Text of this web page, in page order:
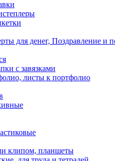
для денег, Поздравление и
с завязками
листы к портфолио
клипом, планшеты